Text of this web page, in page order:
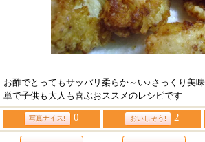
お酢でとってもサッパリ柔らか～い♪さっくり美
単で子供も大人も喜ぶおススメのレシピです
写真ナイス! 0 おいしそう! 2